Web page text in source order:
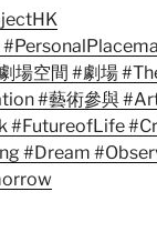
場空間 #劇場
#藝術參與
#FutureofLife
#Dream